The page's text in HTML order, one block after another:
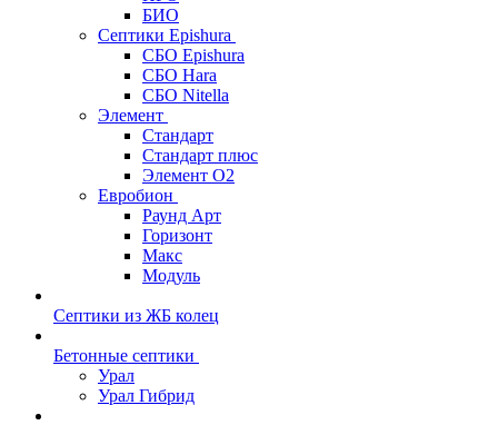
БИО
Септики Epishura
СБО Epishura
СБО Hara
СБО Nitella
Элемент
Стандарт
Стандарт плюс
Элемент О2
Евробион
Раунд Арт
Горизонт
Макс
Модуль
Септики из ЖБ колец
Бетонные септики
Урал
Урал Гибрид